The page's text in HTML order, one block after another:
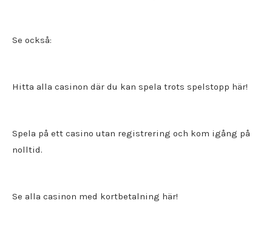
Se också:
Hitta alla casinon där du kan spela trots spelstopp här!
Spela på ett casino utan registrering och kom igång på
nolltid.
Se alla casinon med kortbetalning här!